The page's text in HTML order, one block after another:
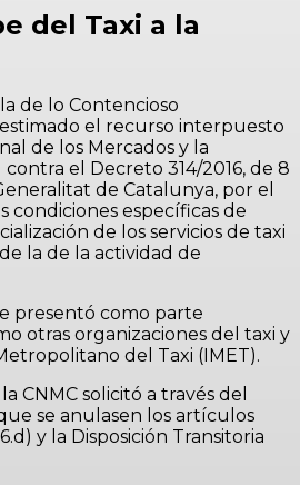
del Taxi a la
de lo Contencioso
el recurso interpuesto
de los Mercados y la
el Decreto 314/2016, de 8
de Catalunya, por el
condiciones específicas de
de los servicios de taxi
la de la actividad de
presentó como parte
otras organizaciones del taxi y
del Taxi (IMET).
CNMC solicitó a través del
se anulasen los artículos
6.d) y la Disposición Transitoria